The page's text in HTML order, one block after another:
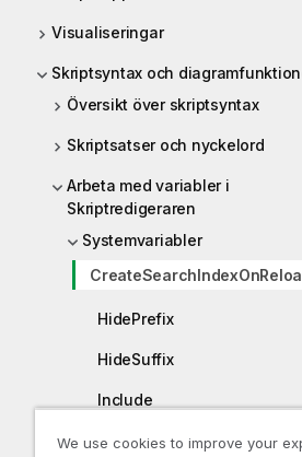
Visualiseringar
Skriptsyntax och
Översikt över skriptsyntax
Skriptsatser och nyckelord
Arbeta med variabler i
Skriptredigeraren
Systemvariabler
HidePrefix
HideSuffix
Include
OpenUrlTimeout
We use cookies to improve your